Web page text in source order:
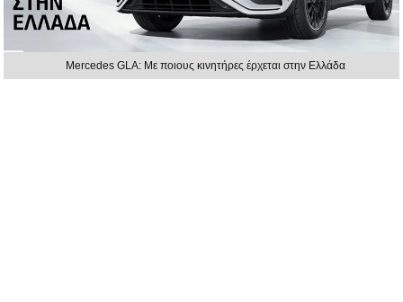
Mercedes GLA: Με ποιους κινητήρες έρχεται στην Ελλάδα